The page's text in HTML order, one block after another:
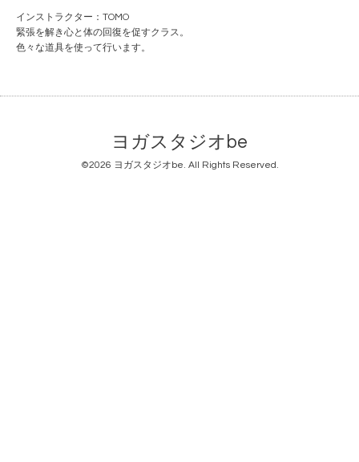
インストラクター：TOMO
緊張を解き心と体の回復を促すクラス。
色々な道具を使って行います。
ヨガスタジオbe
©2026 ヨガスタジオbe. All Rights Reserved.